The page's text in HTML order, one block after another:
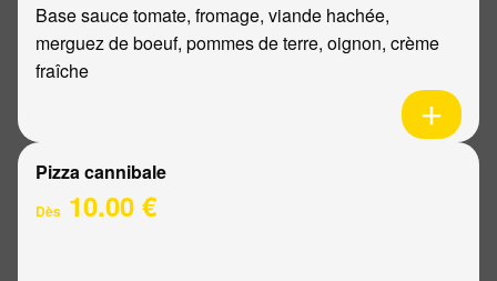
Base sauce tomate, fromage, viande hachée,
merguez de boeuf, pommes de terre, oignon, crème
fraîche
Pizza cannibale
Dès 10.00 €